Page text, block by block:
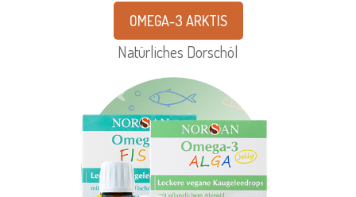
OMEGA-3 ARKTIS
Natürliches Dorschöl